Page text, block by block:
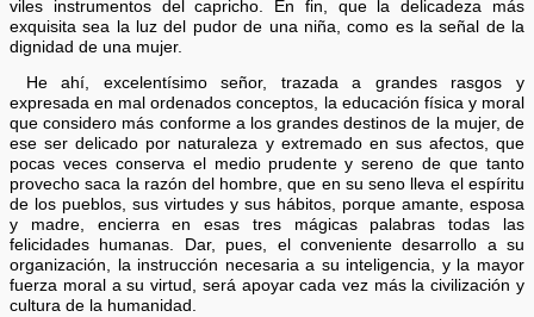
viles instrumentos del capricho. En fin, que la delicadeza más
exquisita sea la luz del pudor de una niña, como es la señal de la
dignidad de una mujer.
He ahí, excelentísimo señor, trazada a grandes rasgos y
expresada en mal ordenados conceptos, la educación física y moral
que considero más conforme a los grandes destinos de la mujer, de
ese ser delicado por naturaleza y extremado en sus afectos, que
pocas veces conserva el medio prudente y sereno de que tanto
provecho saca la razón del hombre, que en su seno lleva el espíritu
de los pueblos, sus virtudes y sus hábitos, porque amante, esposa
y madre, encierra en esas tres mágicas palabras todas las
felicidades humanas. Dar, pues, el conveniente desarrollo a su
organización, la instrucción necesaria a su inteligencia, y la mayor
fuerza moral a su virtud, será apoyar cada vez más la civilización y
cultura de la humanidad.